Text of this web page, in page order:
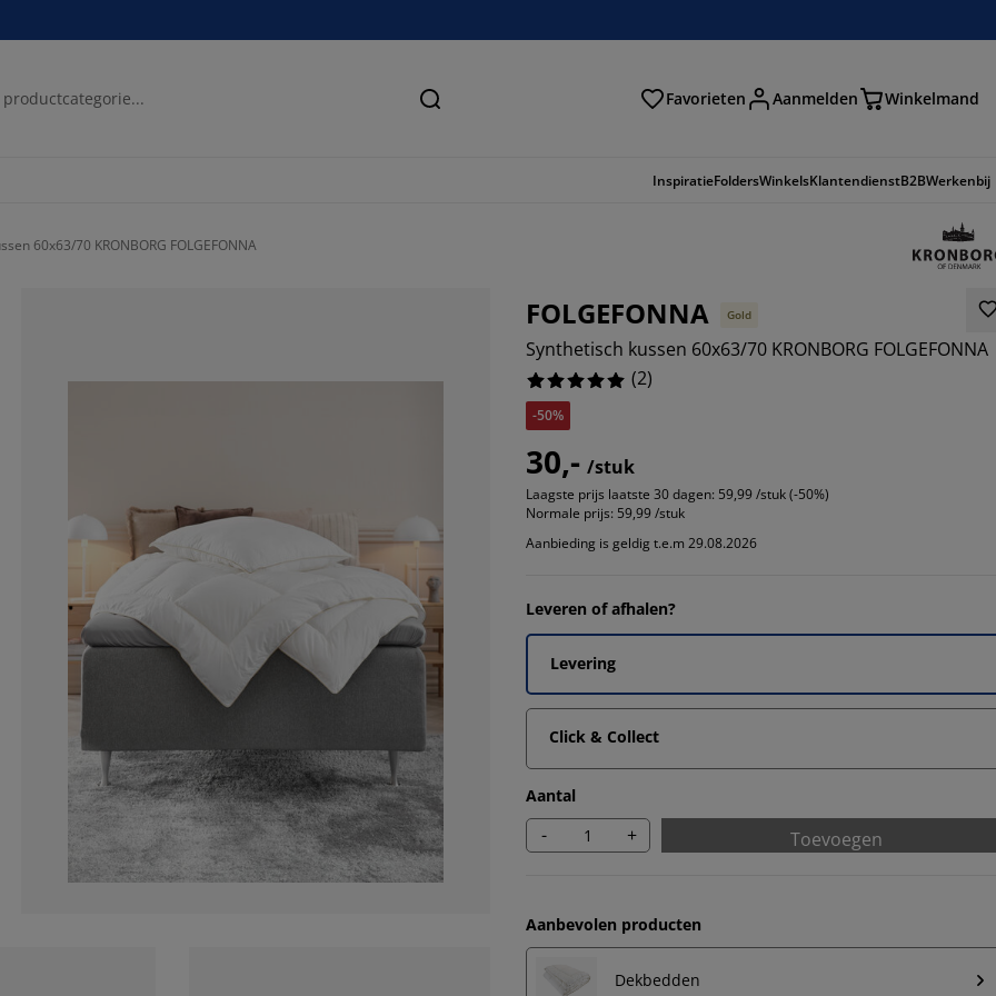
Zoeken Favorieten Aanmelden Winkelmand
InspiratieFoldersWinkelsKlantendienstB2BWerkenbij
60x63/70 KRONBORG FOLGEFONNA
FOLGEFONNA Gold
Synthetisch kussen 60x63/70 KRONBORG FOLGEFONNA
(2)
-50%
30,- /stuk
Laagste prijs laatste 30 dagen: 59,99 /stuk (-50%)
Normale prijs: 59,99 /stuk
Aanbieding is geldig t.e.m 29.08.2026
Leveren of afhalen?
Levering
Click & Collect
Aantal
- + Toevoegen
Aanbevolen producten
Dekbedden